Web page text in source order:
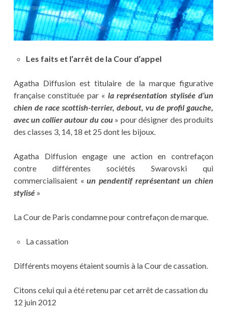
Les faits et l’arrêt de la Cour d’appel
Agatha Diffusion est titulaire de la marque figurative
française constituée par « la représentation stylisée d’un
chien de race scottish-terrier, debout, vu de profil gauche,
avec un collier autour du cou» pour désigner des produits
des classes 3, 14, 18 et 25 dont les bijoux.
Agatha Diffusion engage une action en contrefaçon
contre différentes sociétés Swarovski qui
commercialisaient «un pendentif représentant un chien
stylisé»
La Cour de Paris condamne pour contrefaçon de marque.
La cassation
Différents moyens étaient soumis à la Cour de cassation.
Citons celui qui a été retenu par cet arrêt de cassation du
12 juin 2012